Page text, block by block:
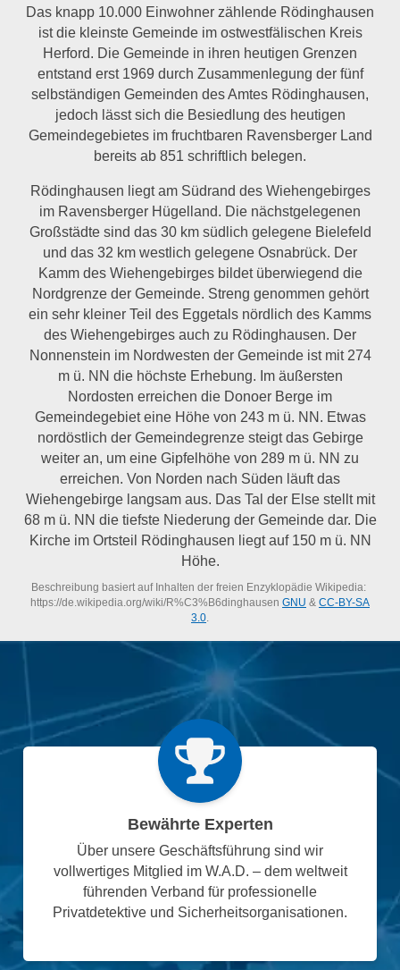
Das knapp 10.000 Einwohner zählende Rödinghausen
ist die kleinste Gemeinde im ostwestfälischen Kreis
Herford. Die Gemeinde in ihren heutigen Grenzen
entstand erst 1969 durch Zusammenlegung der fünf
selbständigen Gemeinden des Amtes Rödinghausen,
jedoch lässt sich die Besiedlung des heutigen
Gemeindegebietes im fruchtbaren Ravensberger Land
bereits ab 851 schriftlich belegen.
Rödinghausen liegt am Südrand des Wiehengebirges
im Ravensberger Hügelland. Die nächstgelegenen
Großstädte sind das 30 km südlich gelegene Bielefeld
und das 32 km westlich gelegene Osnabrück. Der
Kamm des Wiehengebirges bildet überwiegend die
Nordgrenze der Gemeinde. Streng genommen gehört
ein sehr kleiner Teil des Eggetals nördlich des Kamms
des Wiehengebirges auch zu Rödinghausen. Der
Nonnenstein im Nordwesten der Gemeinde ist mit 274
m ü. NN die höchste Erhebung. Im äußersten
Nordosten erreichen die Donoer Berge im
Gemeindegebiet eine Höhe von 243 m ü. NN. Etwas
nordöstlich der Gemeindegrenze steigt das Gebirge
weiter an, um eine Gipfelhöhe von 289 m ü. NN zu
erreichen. Von Norden nach Süden läuft das
Wiehengebirge langsam aus. Das Tal der Else stellt mit
68 m ü. NN die tiefste Niederung der Gemeinde dar. Die
Kirche im Ortsteil Rödinghausen liegt auf 150 m ü. NN
Höhe.
Beschreibung basiert auf Inhalten der freien Enzyklopädie Wikipedia:
https://de.wikipedia.org/wiki/R%C3%B6dinghausen GNU & CC-BY-SA
3.0.
Bewährte Experten
Über unsere Geschäftsführung sind wir
vollwertiges Mitglied im W.A.D. – dem weltweit
führenden Verband für professionelle
Privatdetektive und Sicherheitsorganisationen.